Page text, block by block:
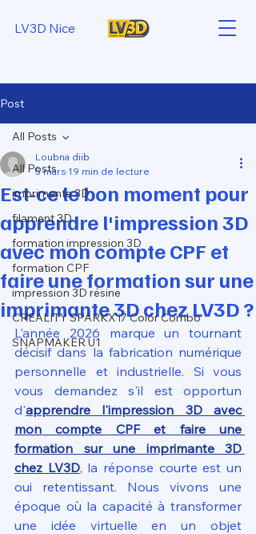
LV3D Nice
Post
All Posts
imprimante 3D
filament 3D
formation impression 3D
formation CPF
impression 3D résine
CREALITY SPARKX i7 Color Combo
SNAPMAKER U1
All Posts
Est-ce le bon moment pour
apprendre l'impression 3D
avec mon compte CPF et
faire une formation sur une
imprimante 3D chez LV3D ?
Loubna diib
5 mars 19 min de lecture
L'année 2026 marque un tournant
décisif dans la fabrication numérique
personnelle et industrielle. Si vous
vous demandez s'il est opportun
d'apprendre l'impression 3D avec
mon compte CPF et faire une
formation sur une imprimante 3D
chez LV3D, la réponse courte est un
oui retentissant. Nous vivons une
époque où la capacité à transformer
une idée virtuelle en un objet